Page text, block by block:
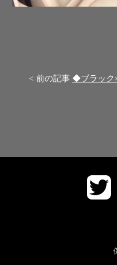
< 前の記事 ◆ブラック